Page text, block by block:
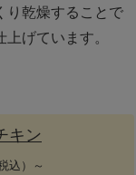
り乾燥することで
げています。
キン
税込）～